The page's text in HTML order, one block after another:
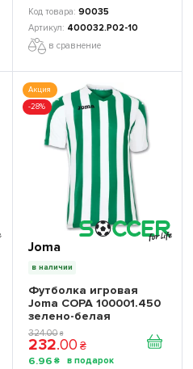
90035
400032.P02-10
в сравнение
Акция
-28%
Joma
в наличии
Футболка игровая
Joma COPA 100001.450
зелено-белая
324.00 ₴
232.00 ₴
6.96 ₴